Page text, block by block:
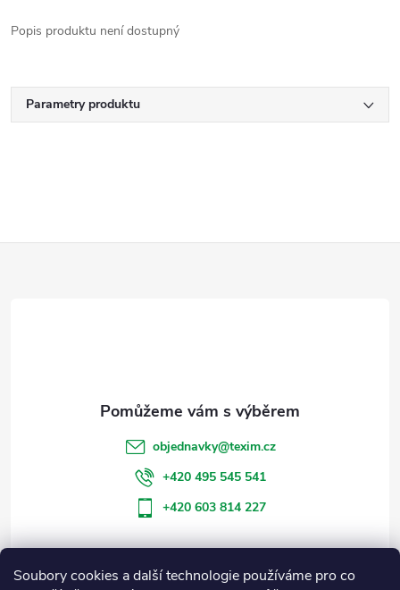
Soubory cookies a další technologie používáme pro co
Popis produktu není dostupný
Parametry produktu
objednavky@texim.cz
+420 495 545 541
+420 603 814 227